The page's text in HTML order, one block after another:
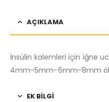
AÇIKLAMA
İnsülin kalemleri için iğne
4mm-5mm-6mm-8mm
EK BILGI